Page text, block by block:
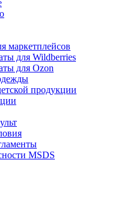
маркетплейсов
для Wildberries
для Ozon
продукции
MSDS